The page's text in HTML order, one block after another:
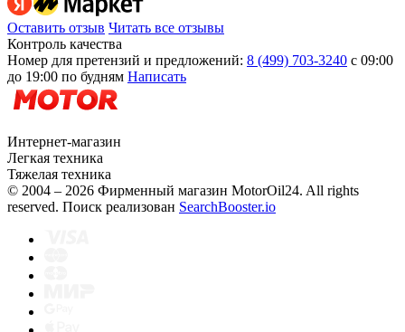
Оставить отзыв Читать все отзывы
Контроль качества
Номер для претензий и предложений: 8 (499) 703-3240 с 09:00
до 19:00 по будням Написать
Интернет-магазин
Легкая техника
Тяжелая техника
© 2004 – 2026 Фирменный магазин MotorOil24. All rights
reserved. Поиск реализован SearchBooster.io